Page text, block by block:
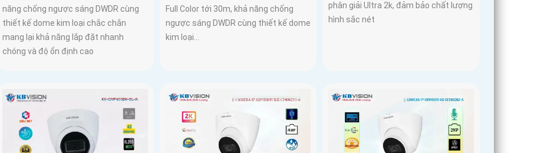
năng chống ngược sáng DWDR cùng
thiết kế dome kim loại chắc chắn
mang lại khả năng lắp đặt nhanh
chóng và độ ổn định cao
Full Color tới 30m, khả năng chống
ngược sáng DWDR cùng thiết kế dome
kim loại...
phân giải Ultra 2k, đảm bảo chất lượng
hình sắc nét